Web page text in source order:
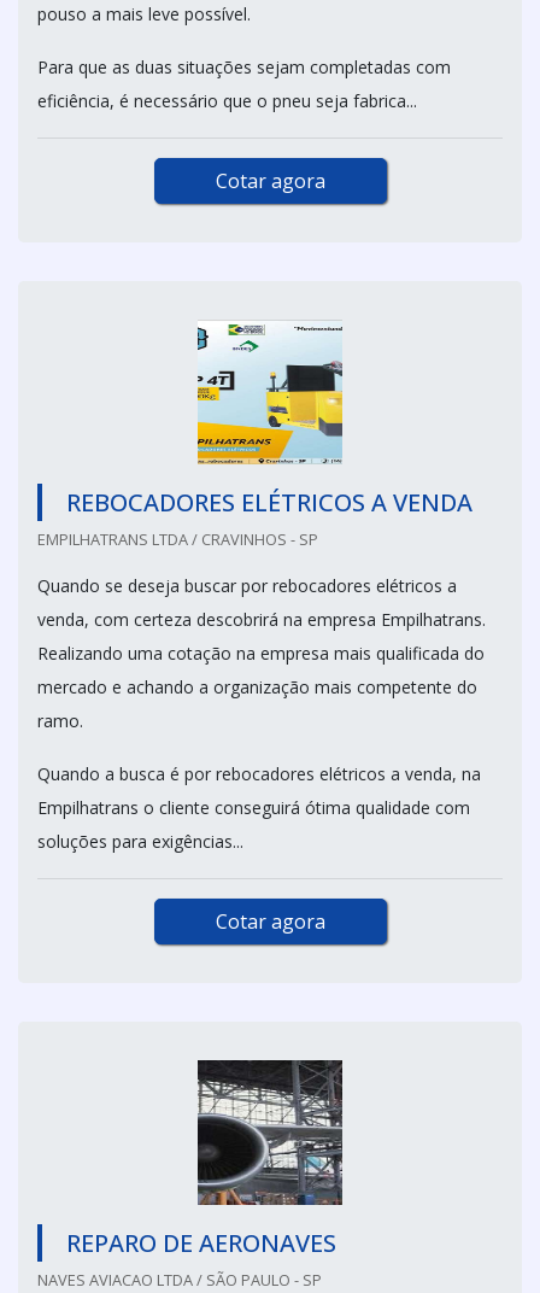
pouso a mais leve possível.
Para que as duas situações sejam completadas com
eficiência, é necessário que o pneu seja fabrica...
Cotar agora
REBOCADORES ELÉTRICOS A VENDA
EMPILHATRANS LTDA / CRAVINHOS - SP
Quando se deseja buscar por rebocadores elétricos a
venda, com certeza descobrirá na empresa Empilhatrans.
Realizando uma cotação na empresa mais qualificada do
mercado e achando a organização mais competente do
ramo.
Quando a busca é por rebocadores elétricos a venda, na
Empilhatrans o cliente conseguirá ótima qualidade com
soluções para exigências...
Cotar agora
REPARO DE AERONAVES
NAVES AVIACAO LTDA / SÃO PAULO - SP